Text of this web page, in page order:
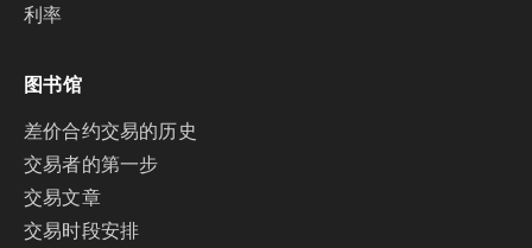
利率
图书馆
差价合约交易的历史
交易者的第一步
交易文章
交易时段安排